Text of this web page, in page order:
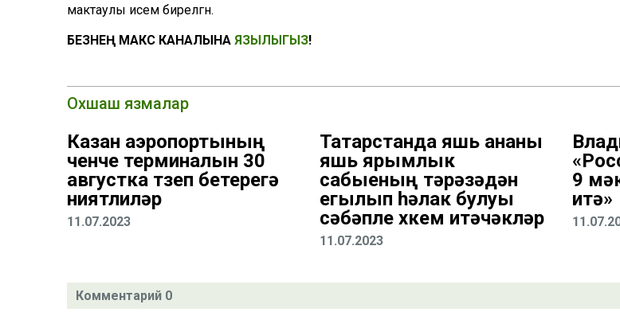
мактаулы исем бирелгән.
БЕЗНЕҢ МАКС КАНАЛЫНА ЯЗЫЛЫГЫЗ!
Охшаш язмалар
Казан аэропортының
өченче терминалын 30
августка төзеп бетерегә
ниятлиләр
11.07.2023
Татарстанда яшь ананы
яшь ярымлык
сабыеның тәрәзәдән
егылып һәлак булуы
сәбәпле хөкем итәчәкләр
11.07.2023
9
итә»
Комментарий 0